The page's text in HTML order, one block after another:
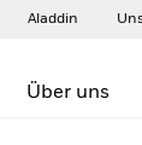
Aladdin
Über uns